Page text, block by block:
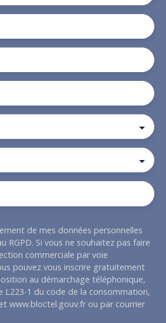
de mes données personnelles
RGPD. Si vous ne souhaitez pas faire
commerciale par voie
pouvez vous inscrire gratuitement
au démarchage téléphonique,
L223-1 du code de la consommation,
www.bloctel.gouv.fr ou par courrier